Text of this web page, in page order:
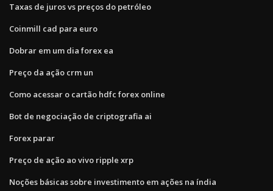
Taxas de juros vs preços do petróleo
Coinmill cad para euro
Dobrar em um dia forex ea
Preço da ação crm un
Como acessar o cartão hdfc forex online
Bot de negociação de criptografia ai
Forex parar
Preço de ação ao vivo ripple xrp
Noções básicas sobre investimento em ações na índia